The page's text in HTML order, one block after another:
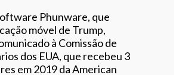
Phunware, que
móvel de Trump,
à Comissão de
dos EUA, que recebeu 3
em 2019 da American